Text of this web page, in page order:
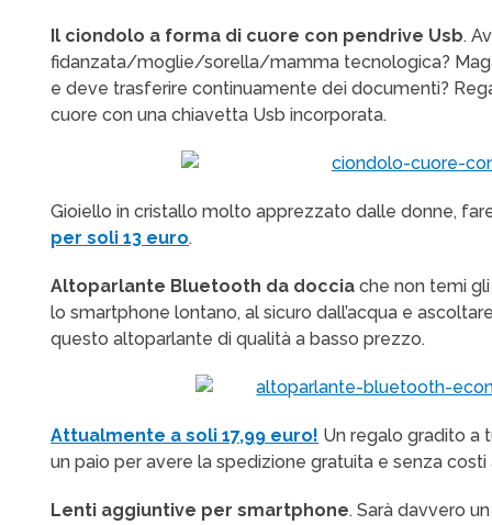
Il ciondolo a forma di cuore con pendrive Usb.
fidanzata/moglie/sorella/mamma tecnologica?
e deve trasferire continuamente dei documenti?
cuore con una chiavetta Usb incorporata.
Gioiello in cristallo molto apprezzato dalle donne,
per soli 13 euro.
Altoparlante Bluetooth da doccia che non temi
lo smartphone lontano, al sicuro dall’acqua e
questo altoparlante di qualità a basso prezzo.
Attualmente a soli 17,99 euro! Un regalo gradito a
un paio per avere la spedizione gratuita e senza costi
Lenti aggiuntive per smartphone. Sarà davvero